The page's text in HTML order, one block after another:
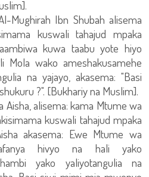
Mughirah Ibn Shubah alisema
kuswali tahajud mpaka
kuwa taabu yote hiyo
Mola wako ameshakusamehe
na yajayo, akasema: "Basi
?". [Bukhariy na Muslim].
alisema: kama Mtume wa
kuswali tahajud mpaka
akasema: Ewe Mtume wa
hivyo na hali yako
yako yaliyotangulia na